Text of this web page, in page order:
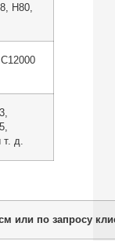
H80,
т. д.
или по запросу